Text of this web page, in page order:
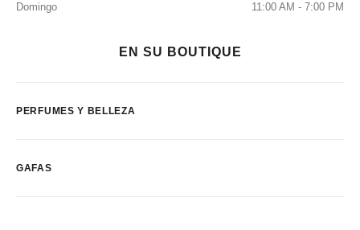
Domingo
11:00 AM - 7:00 PM
EN SU BOUTIQUE
PERFUMES Y BELLEZA
GAFAS